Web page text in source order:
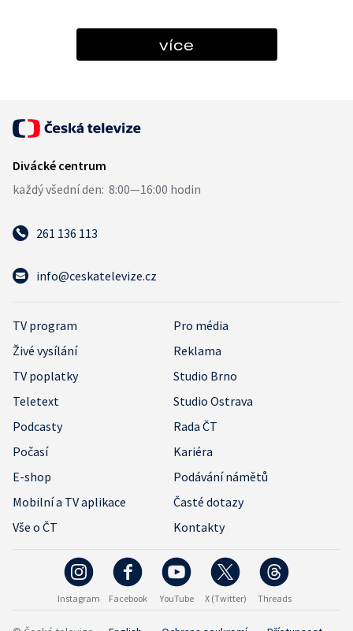
více
261 136 113
info@ceskatelevize.cz
TV program
Pro média
Živé vysílání
Reklama
TV poplatky
Studio Brno
Teletext
Studio Ostrava
Podcasty
Rada ČT
Počasí
Kariéra
E-shop
Podávání námětů
Mobilní a TV aplikace
Časté dotazy
Vše o ČT
Kontakty
Instagram Facebook YouTube X (Twitter) Threads